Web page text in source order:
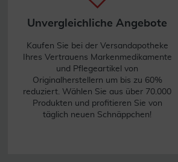
Unvergleichliche Angebote
Kaufen Sie bei der Versandapotheke
Ihres Vertrauens Markenmedikamente
und Pflegeartikel von
Originalherstellern um bis zu 60%
reduziert. Wählen Sie aus über 70.000
Produkten und profitieren Sie von
täglich neuen Schnäppchen!